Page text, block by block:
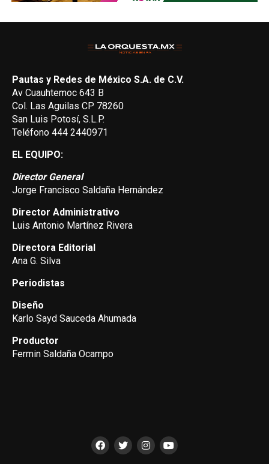
Pautas y Redes de México S.A. de C.V.
Av Cuauhtemoc 643 B
Col. Las Aguilas CP 78260
San Luis Potosí, S.L.P.
Teléfono 444 2440971
EL EQUIPO:
Director General
Jorge Francisco Saldaña Hernández
Director Administrativo
Luis Antonio Martínez Rivera
Directora Editorial
Ana G. Silva
Periodistas
Diseño
Karlo Sayd Sauceda Ahumada
Productor
Fermin Saldaña Ocampo